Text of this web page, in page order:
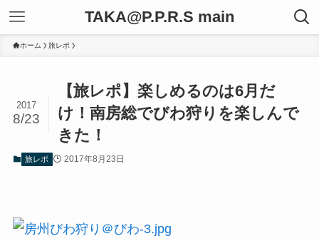
TAKA@P.P.R.S main
ホーム 旅レポ
【旅レポ】楽しめるのは6月だ
け！南房総でびわ狩りを楽しんで
きた！
2017
8/23
旅レポ 2017年8月23日